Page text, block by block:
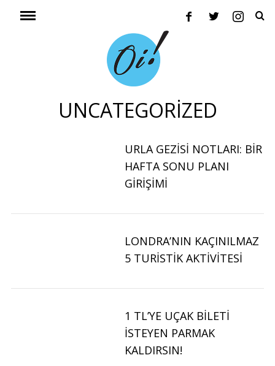
UNCATEGORIZED
URLA GEZISI NOTLARI: BIR
HAFTA SONU PLANI
GIRIŞIMI
LONDRA’NIN KAÇINILMAZ
5 TURISTIK AKTIVITESI
1 TL’YE UÇAK BILETI
İSTEYEN PARMAK
KALDIRSIN!